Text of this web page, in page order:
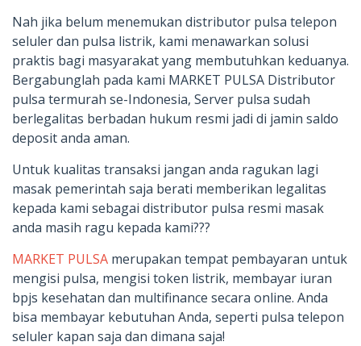
Nah jika belum menemukan distributor pulsa telepon
seluler dan pulsa listrik, kami menawarkan solusi
praktis bagi masyarakat yang membutuhkan keduanya.
Bergabunglah pada kami MARKET PULSA Distributor
pulsa termurah se-Indonesia, Server pulsa sudah
berlegalitas berbadan hukum resmi jadi di jamin saldo
deposit anda aman.
Untuk kualitas transaksi jangan anda ragukan lagi
masak pemerintah saja berati memberikan legalitas
kepada kami sebagai distributor pulsa resmi masak
anda masih ragu kepada kami???
MARKET PULSA merupakan tempat pembayaran untuk
mengisi pulsa, mengisi token listrik, membayar iuran
bpjs kesehatan dan multifinance secara online. Anda
bisa membayar kebutuhan Anda, seperti pulsa telepon
seluler kapan saja dan dimana saja!